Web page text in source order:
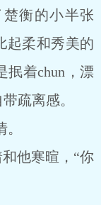
衡的小半张
起柔和秀美的
抿着chun，漂
疏离感。
他寒暄，“你